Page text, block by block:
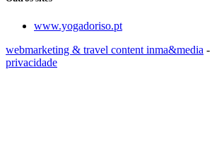
www.yogadoriso.pt
webmarketing & travel content inma&media -
privacidade